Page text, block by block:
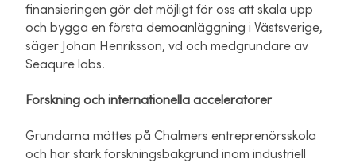
finansieringen gör det möjligt för oss att skala upp
och bygga en första demoanläggning i Västsverige,
säger Johan Henriksson, vd och medgrundare av
Seaqure labs.
Forskning och internationella acceleratorer
Grundarna möttes på Chalmers entreprenörsskola
och har stark forskningsbakgrund inom industriell